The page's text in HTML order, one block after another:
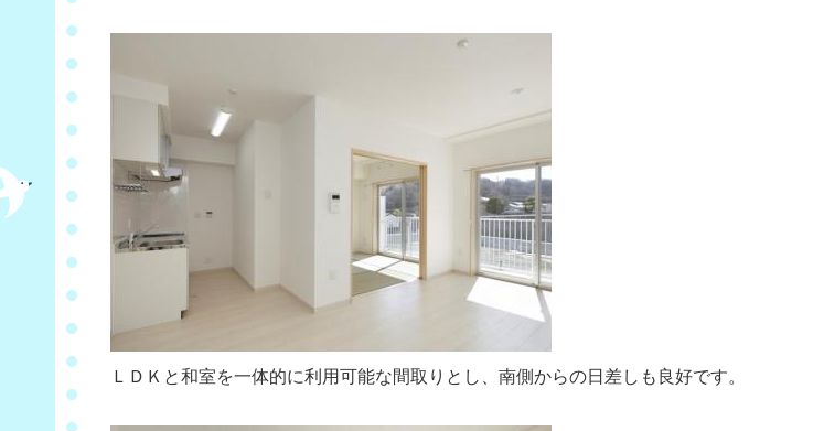
ＬＤＫと和室を一体的に利用可能な間取りとし、南側からの日差しも良好です。